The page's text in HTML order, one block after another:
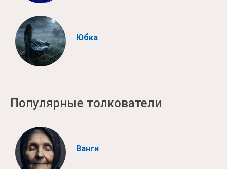
Юбка
Популярные толкователи
Ванги